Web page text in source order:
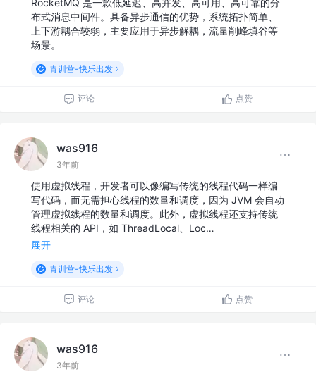
布式消息中间件。具备异步通信的优势，系统拓扑简单、
上下游耦合较弱，主要应用于异步解耦，流量削峰填谷等
场景。
青训营-快乐出发
评论 点赞
was916
3年前
使用虚拟线程，开发者可以像编写传统的线程代码一样编
写代码，而无需担心线程的数量和调度，因为 JVM 会自动
管理虚拟线程的数量和调度。此外，虚拟线程还支持传统
线程相关的 API，如 ThreadLocal、Loc…
展开
青训营-快乐出发
评论 点赞
was916
3年前